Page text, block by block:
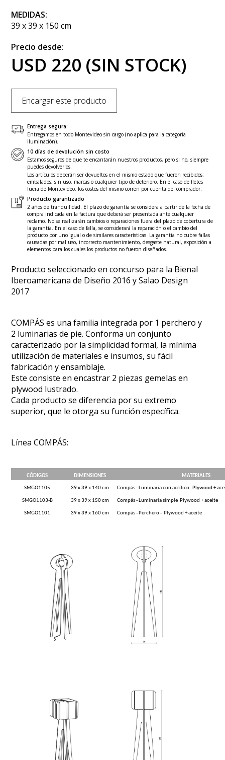
MEDIDAS:
39 x 39 x 150 cm
Precio desde:
USD 220 (SIN STOCK)
Encargar este producto
Entrega segura:
Entregamos en todo Montevideo sin cargo (no aplica para la categoría
iluminación).
10 días de devolución sin costo
Estamos seguros de que te encantarán nuestros productos, pero si no, siempre
puedes devolverlos.
Los artículos deberán ser devueltos en el mismo estado que fueron recibidos;
embalados, sin uso, marcas o cualquier tipo de deterioro. En el caso de fletes
fuera de Montevideo, los costos del mismo corren por cuenta del comprador.
Producto garantizado
2 años de tranquilidad. El plazo de garantía se considera a partir de la fecha de
compra indicada en la factura que deberá ser presentada ante cualquier
reclamo. No se realizarán cambios o reparaciones fuera del plazo de cobertura de
la garantía. En el caso de falla, se considerará la reparación o el cambio del
producto por uno igual o de similares características. La garantía no cubre fallas
causadas por mal uso, incorrecto mantenimiento, desgaste natural, exposición a
elementos para los cuales los productos no fueron diseñados.
Producto seleccionado en concurso para la Bienal
Iberoamericana de Diseño 2016 y Salao Design
2017
COMPÁS es una familia integrada por 1 perchero y
2 luminarias de pie. Conforma un conjunto
caracterizado por la simplicidad formal, la mínima
utilización de materiales e insumos, su fácil
fabricación y ensamblaje.
Este consiste en encastrar 2 piezas gemelas en
plywood lustrado.
Cada producto se diferencia por su extremo
superior, que le otorga su función específica.
Línea COMPÁS:
CÓDIGOS DIMENSIONES MATERIALES
SMGO1105 39 x 39 x 140 cm Compás - Luminaria con acrílico Plywood +
SMGO1103-B 39 x 39 x 150 cm Compás - Luminaria simple Plywood + aceite
SMGO1101 39 x 39 x 160 cm Compás - Perchero - Plywood + aceite